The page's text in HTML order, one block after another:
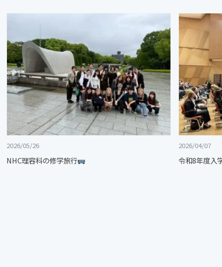
2026/05/26
NHC理容科の修学旅行
2026/04/07
令和8年度入